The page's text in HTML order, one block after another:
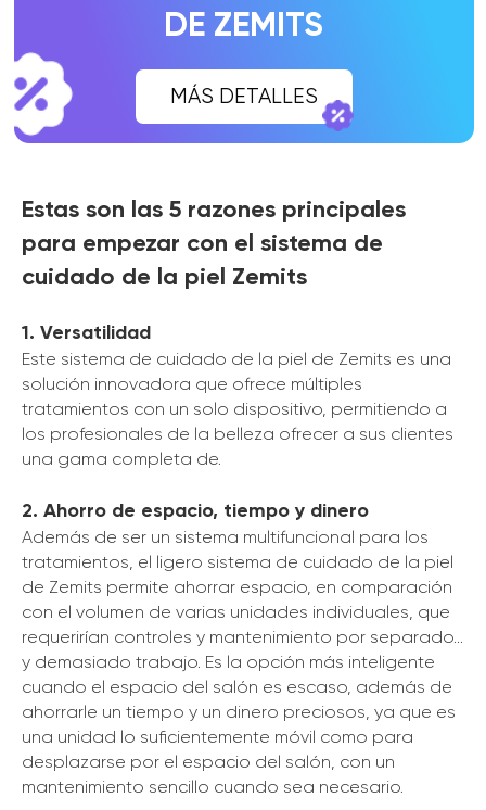
Estas son las 5 razones principales
para empezar con el sistema de
cuidado de la piel Zemits
1. Versatilidad
Este sistema de cuidado de la piel de Zemits es una
solución innovadora que ofrece múltiples
tratamientos con un solo dispositivo, permitiendo a
los profesionales de la belleza ofrecer a sus clientes
una gama completa de.
2. Ahorro de espacio, tiempo y dinero
Además de ser un sistema multifuncional para los
tratamientos, el ligero sistema de cuidado de la piel
de Zemits permite ahorrar espacio, en comparación
con el volumen de varias unidades individuales, que
requerirían controles y mantenimiento por separado...
y demasiado trabajo. Es la opción más inteligente
cuando el espacio del salón es escaso, además de
ahorrarle un tiempo y un dinero preciosos, ya que es
una unidad lo suficientemente móvil como para
desplazarse por el espacio del salón, con un
mantenimiento sencillo cuando sea necesario.